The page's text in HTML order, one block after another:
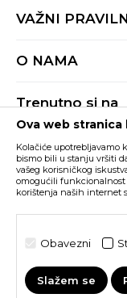
Radno vrijeme 9-
Načini isporuke
Reklamacije
VAŽNI
Pravila
O NAMA
BUZZ Shopovi
Postani dio BUZZ
Trenutno si na
Buzz Crna
Nastojimo da budemo
cijena, ali ne možemo
grešaka. Svi artikli
su dostupni u svakom
©2026
Ova web
Kolačiće upotrebljavamo
bismo bili u stanju vršiti
vašeg korisničkog
omogućili funkcionalnost
korištenja naših internet
Obavezni
Slažem se